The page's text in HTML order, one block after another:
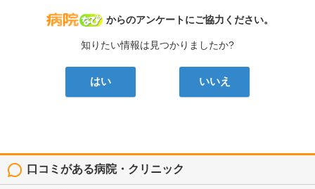
病院なび
からのアンケートにご協力ください。
知りたい情報は見つかりましたか?
はい いいえ
口コミがある病院・クリニック